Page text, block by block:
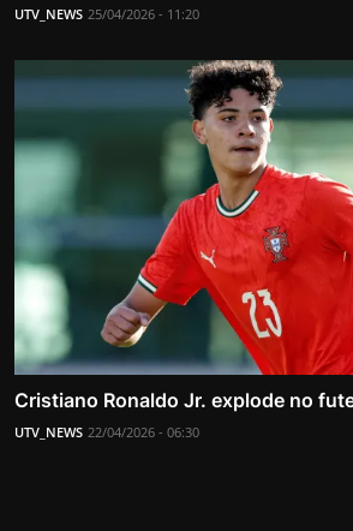
UTV_NEWS 25/04/2026 - 11:20
Cristiano Ronaldo Jr. explode no
UTV_NEWS 22/04/2026 - 06:30